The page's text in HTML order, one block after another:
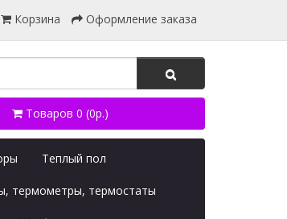
Корзина Оформление заказа
Товаров 0 (0р.)
Теплый пол
термометры, термостаты